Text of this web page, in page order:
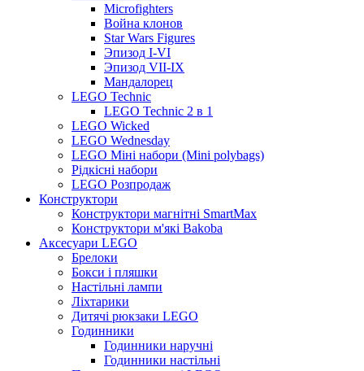
Microfighters
Война клонов
Star Wars Figures
Эпизод I-VI
Эпизод VII-IX
Мандалорец
LEGO Technic
LEGO Technic 2 в 1
LEGO Wicked
LEGO Wednesday
LEGO Міні набори (Mini polybags)
Рідкісні набори
LEGO Розпродаж
Конструктори
Конструктори магнітні SmartMax
Конструктори м'які Bakoba
Аксесуари LEGO
Брелоки
Бокси і пляшки
Настільні лампи
Ліхтарики
Дитячі рюкзаки LEGO
Годинники
Годинники наручні
Годинники настільні